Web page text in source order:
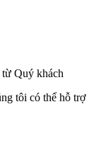
Quý khách
tôi có thể hỗ trợ